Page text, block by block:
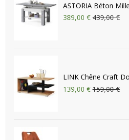
ASTORIA Béton
389,00 € 439,00 €
LINK Chêne Craft
139,00 € 159,00 €